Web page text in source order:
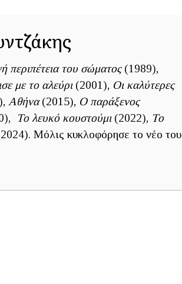
περιπέτεια του σώματος(1989),
με το αλεύρι(2001), Οι καλύτερες
Αθήνα(2015), Ο παράξενος
Το λευκό κουστούμι(2022), Το
Μόλις κυκλοφόρησε το νέο του